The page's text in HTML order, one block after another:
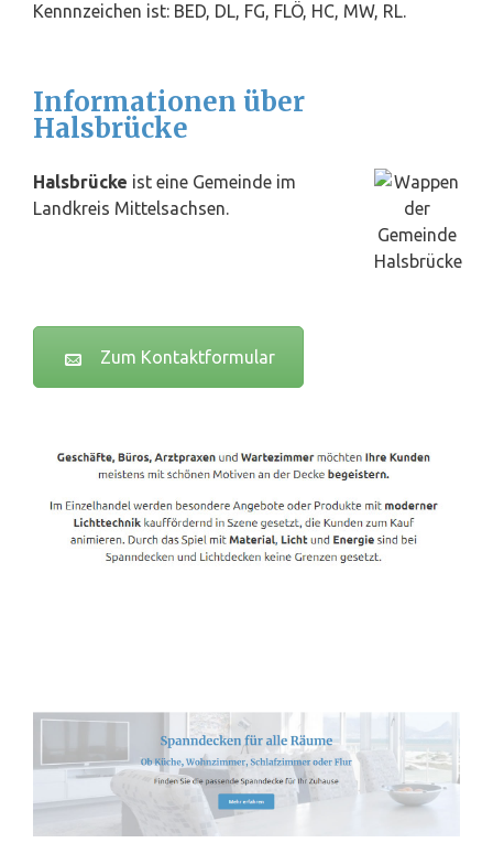
Kennnzeichen ist: BED, DL, FG, FLÖ, HC, MW, RL.
Informationen über
Halsbrücke
Halsbrücke ist eine Gemeinde im
Landkreis Mittelsachsen.
Zum Kontaktformular